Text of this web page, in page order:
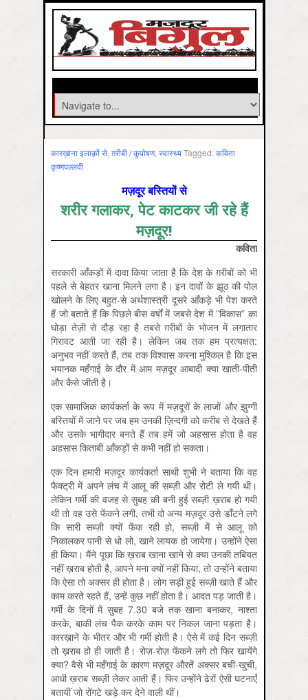
कारख़ाना इलाक़ों से, ग़रीबी / कुपोषण, स्‍वास्‍थ्‍यTagged:कविता
कृष्‍णपल्‍लवी
मज़दूर बस्तियों से
शरीर गलाकर, पेट काटकर जी रहे हैं
मज़दूर!
कविता
सरकारी आँकड़ों में दावा किया जाता है कि देश के ग़रीबों को भी
पहले से बेहतर खाना मिलने लगा है। इन दावों के झूठ की पोल
खोलने के लिए बहुत-से अर्थशास्त्री दूसरे आँकड़े भी पेश करते
हैं जो बताते हैं कि पिछले बीस वर्षों में जबसे देश में ”विकास” का
घोड़ा तेज़ी से दौड़ रहा है तबसे ग़रीबों के भोजन में लगातार
गिरावट आती जा रही है। लेकिन जब तक हम प्रत्यक्षत:
अनुभव नहीं करते हैं, तब तक विश्वास करना मुश्किल है कि इस
भयानक महँगाई के दौर में आम मज़दूर आबादी क्या खाती-पीती
और कैसे जीती है।
एक सामाजिक कार्यकर्ता के रूप में मज़दूरों के लाजों और झुग्गी
बस्तियों में जाने पर जब हम उनकी ज़िन्दगी को करीब से देखते हैं
और उसके भागीदार बनते हैं तब हमें जो अहसास होता है वह
अहसास किताबी आँकड़ों से कभी नहीं हो सकता।
एक दिन हमारी मज़दूर कार्यकर्ता साथी शुभी ने बताया कि वह
फैक्ट्री में अपने लंच में आलू की सब्ज़ी और रोटी ले गयी थी।
लेकिन गर्मी की वजह से सुबह की बनी हुई सब्ज़ी ख़राब हो गयी
थी तो वह उसे फेंकने लगी, तभी दो अन्य मज़दूर उसे डाँटने लगे
कि सारी सब्ज़ी क्यों फेंक रही हो, सब्ज़ी में से आलू को
निकालकर पानी से धो लो, खाने लायक हो जायेगा। उन्होंने ऐसा
ही किया। मैंने पूछा कि ख़राब खाना खाने से क्या उनकी तबियत
नहीं ख़राब होती है, आपने मना क्यों नहीं किया, तो उन्होंने बताया
कि ऐसा तो अक्सर ही होता है। लोग सड़ी हुई सब्ज़ी खाते हैं और
काम करते रहते हैं, उन्हें कुछ नहीं होता है। आदत पड़ जाती है।
गर्मी के दिनों में सुबह 7.30 बजे तक खाना बनाकर, नाश्ता
करके, बाकी लंच पैक करके काम पर निकल जाना पड़ता है।
कारख़ाने के भीतर और भी गर्मी होती है। ऐसे में कई दिन सब्ज़ी
तो ख़राब हो ही जाती है। रोज़-रोज़ फेंकने लगे तो फिर खायेंगे
क्या? वैसे भी महँगाई के कारण मज़दूर औरतें अक्सर बची-खुची,
आधी ख़राब सब्ज़ी लेकर आती हैं। फिर उन्होंने ढेरों ऐसी घटनाएँ
बतायीं जो रोंगटे खड़े कर देने वाली थीं।